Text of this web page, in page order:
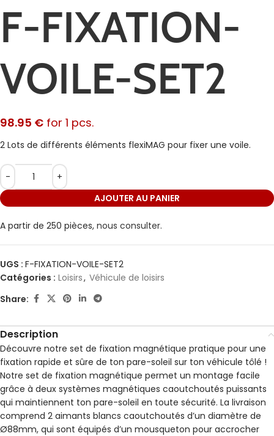
F-FIXATION-
VOILE-SET2
98.95 € for 1 pcs.
2 Lots de différents éléments flexiMAG pour fixer une voile.
AJOUTER AU PANIER
A partir de 250 pièces, nous consulter.
UGS : F-FIXATION-VOILE-SET2
Catégories : Loisirs, Véhicule de loisirs
Share:
Description
Découvre notre set de fixation magnétique pratique pour une
fixation rapide et sûre de ton pare-soleil sur ton véhicule tôlé !
Notre set de fixation magnétique permet un montage facile
grâce à deux systèmes magnétiques caoutchoutés puissants
qui maintiennent ton pare-soleil en toute sécurité. La livraison
comprend 2 aimants blancs caoutchoutés d’un diamètre de
Ø88mm, qui sont équipés d’un mousqueton pour accrocher